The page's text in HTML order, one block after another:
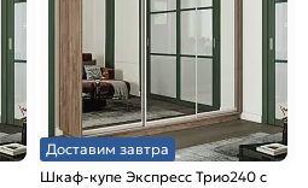
Доставим завтра
Шкаф-купе Экспресс Трио240 с